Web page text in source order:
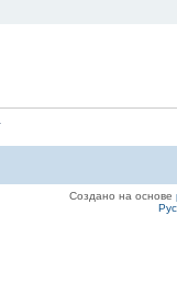
Создано на основе